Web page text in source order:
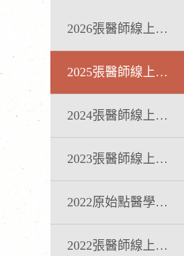
2026張醫師線上課程
2025張醫師線上課程
2024張醫師線上課程
2023張醫師線上課程
2022原始點醫學完整版講座
2022張醫師線上課程